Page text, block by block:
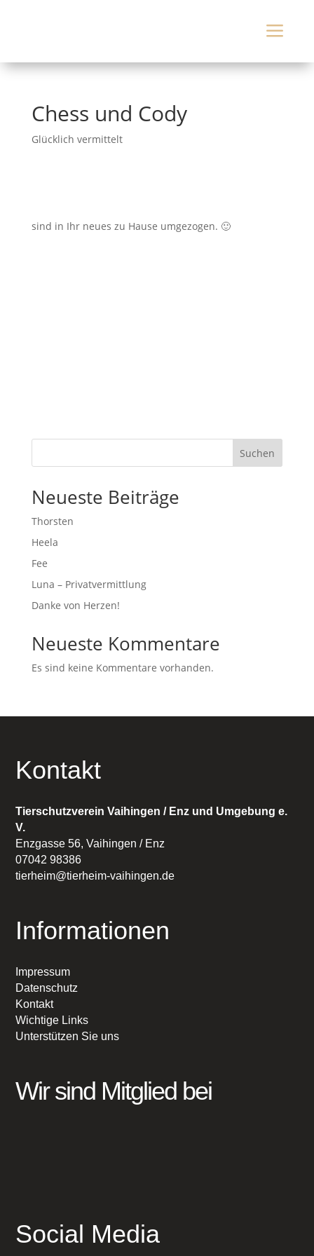
a
Chess und Cody
Glücklich vermittelt
sind in Ihr neues zu Hause umgezogen. 🙂
Suchen
Neueste Beiträge
Thorsten
Heela
Fee
Luna – Privatvermittlung
Danke von Herzen!
Neueste Kommentare
Es sind keine Kommentare vorhanden.
Kontakt
Tierschutzverein Vaihingen / Enz und Umgebung e.
V.
Enzgasse 56, Vaihingen / Enz
07042 98386
tierheim@tierheim-vaihingen.de
Informationen
Impressum
Datenschutz
Kontakt
Wichtige Links
Unterstützen Sie uns
Wir sind Mitglied bei
Social Media